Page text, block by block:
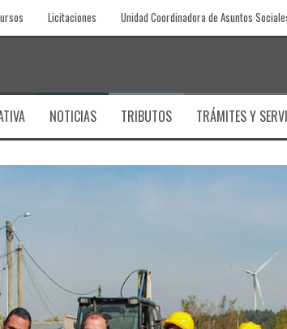
Licitaciones Unidad Coordinadora de Asuntos
NOTICIAS TRIBUTOS TRÁMITES Y